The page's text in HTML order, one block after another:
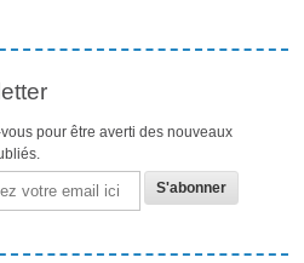
pour être averti des nouveaux